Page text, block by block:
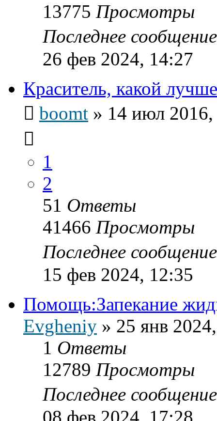
13775 Просмотры
Последнее
26 фев 2024, 14:27
Краситель, какой
boomt » 14 июл
1
2
51 Ответы
41466 Просмотры
Последнее
15 фев 2024, 12:35
Помощь:Запекание
Evgheniy » 25 янв
1 Ответы
12789 Просмотры
Последнее
08 фев 2024, 17:28